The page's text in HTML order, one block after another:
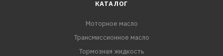
КАТАЛОГ
Моторное масло
Трансмиссионное масло
Тормозная жидкость